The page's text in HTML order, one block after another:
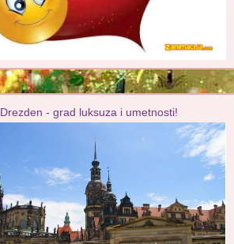
Drezden - grad luksuza i umetnosti!